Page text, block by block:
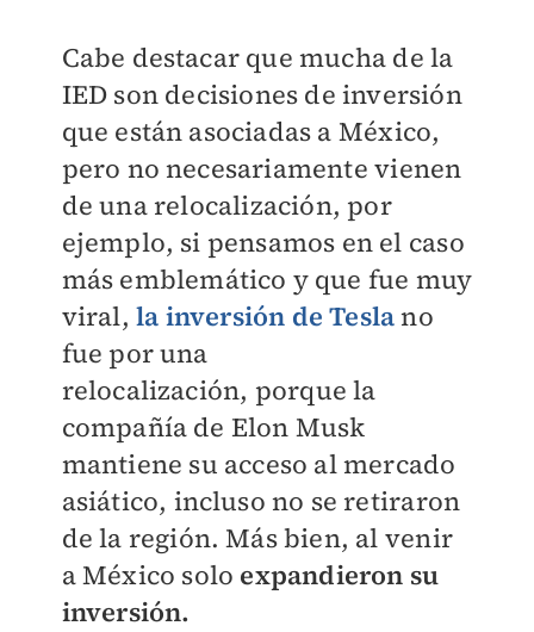
Cabe destacar que mucha de la
IED son decisiones de inversión
que están asociadas a México,
pero no necesariamente vienen
de unarelocalización, por
ejemplo, si pensamos en el caso
más emblemático y que fue muy
viral, la inversión de Teslano
fue por una
relocalización, porque la
compañía de Elon Musk
mantiene su acceso al mercado
asiático, incluso no se retiraron
de la región. Más bien, al venir
a México solo expandieron su
inversión.